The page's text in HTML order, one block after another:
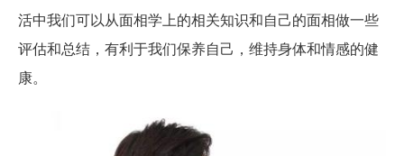
活中我们可以从面相学上的相关知识和自己的面相做一些
评估和总结，有利于我们保养自己，维持身体和情感的健
康。